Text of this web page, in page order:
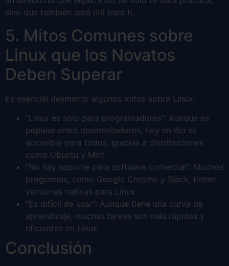
sino que también será útil para ti.
5. Mitos Comunes sobre
Linux que los Novatos
Deben Superar
Es esencial desmentir algunos mitos sobre Linux:
“Linux es solo para programadores”: Aunque es
popular entre desarrolladores, hoy en día es
accesible para todos, gracias a distribuciones
como Ubuntu y Mint.
“No hay soporte para software comercial”: Muchos
programas, como Google Chrome y Slack, tienen
versiones nativas para Linux.
“Es difícil de usar”: Aunque tiene una curva de
aprendizaje, muchas tareas son más rápidas y
eficientes en Linux.
Conclusión